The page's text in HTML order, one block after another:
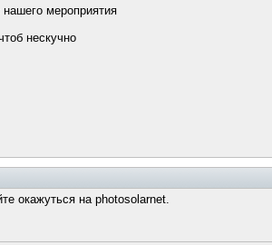
мероприятия
нескучно
окажуться на photosolarnet.